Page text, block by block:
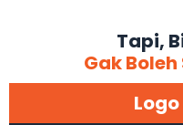
Tapi,
Gak